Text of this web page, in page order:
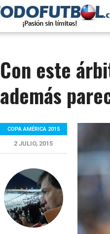
Con este
además
COPA AMÉRICA 2015
2 JULIO, 2015